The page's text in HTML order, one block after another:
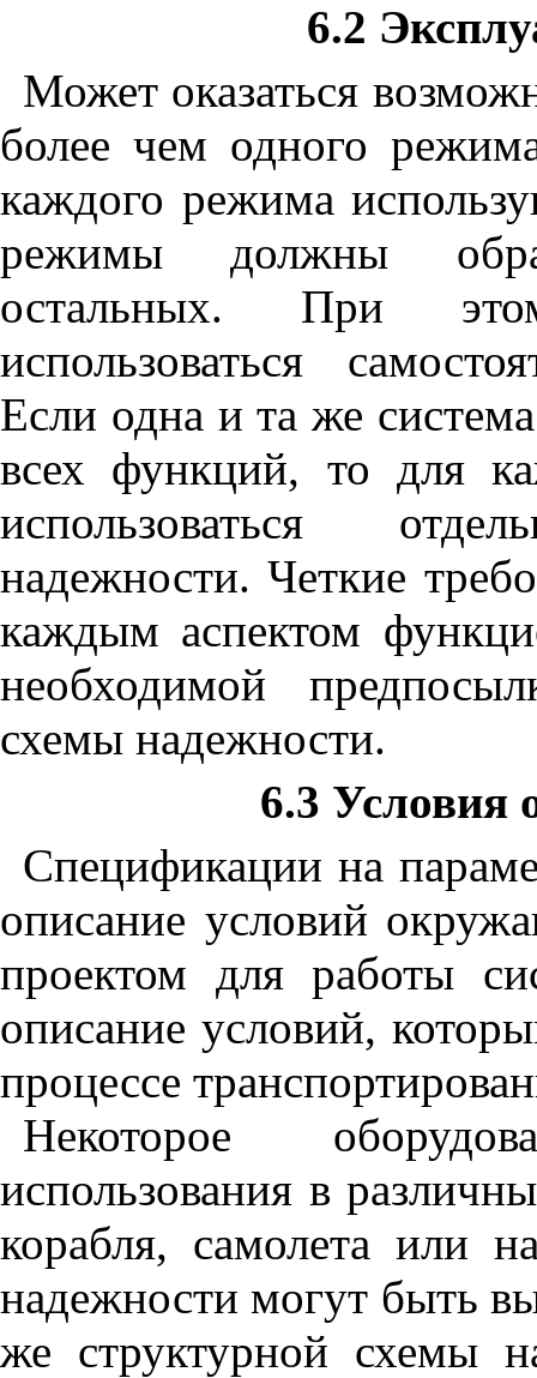
6.2
Может оказаться
более чем одного
каждого режима
режимы должны
остальных. При
использоваться
Если одна и та же
всех функций, то для
использоваться
надежности. Четкие
каждым аспектом
необходимой
схемы надежности.
6.3 Условия
Спецификации на
описание условий
проектом для работы
описание условий,
процессе
Некоторое
использования в
корабля, самолета или
надежности могут быть
же структурной схемы